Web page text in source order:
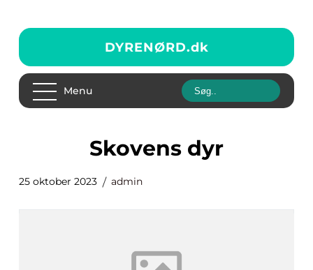
DYRENØRD.dk
Menu
skovens dyr
25 oktober 2023 admin